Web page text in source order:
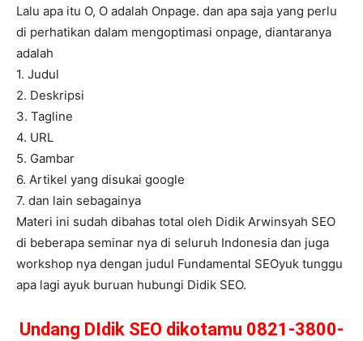
Lalu apa itu O, O adalah Onpage. dan apa saja yang perlu
di perhatikan dalam mengoptimasi onpage, diantaranya
adalah
1. Judul
2. Deskripsi
3. Tagline
4. URL
5. Gambar
6. Artikel yang disukai google
7. dan lain sebagainya
Materi ini sudah dibahas total oleh Didik Arwinsyah SEO
di beberapa seminar nya di seluruh Indonesia dan juga
workshop nya dengan judul Fundamental SEOyuk tunggu
apa lagi ayuk buruan hubungi Didik SEO.
Undang DIdik SEO dikotamu 0821-3800-